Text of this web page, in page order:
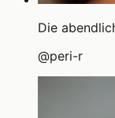
Die
@peri-r